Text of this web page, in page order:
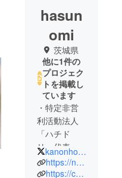
hasun
omi
茨城県
他に1件の
プロジェク
トを掲載し
ています
・特定非営
利活動法人
「ハチド
リ」代表
・40年以上
続く八百屋
kanonhoney
https://npohachidori.grupo.jp/
https://camp-fire.jp/projects/view/25101